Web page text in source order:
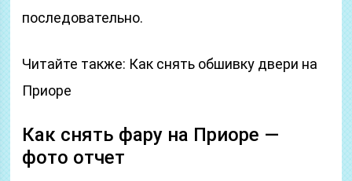
последовательно.
Читайте также: Как снять обшивку двери на
Приоре
Как снять фару на Приоре —
фото отчет